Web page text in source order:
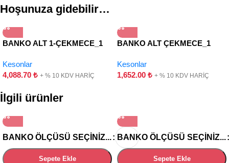
Hoşunuza gidebilir…
BANKO ALT 1-ÇEKMECE_1
Kesonlar
4,088.70 ₺ + % 10 KDV HARİÇ
BANKO ALT ÇEKMECE_1
Kesonlar
1,652.00 ₺ + % 10 KDV HARİÇ
İlgili ürünler
BANKO ÖLÇÜSÜ SEÇINIZ...
Sepete Ekle
BANKO ÖLÇÜSÜ SEÇINIZ...
Sepete Ekle